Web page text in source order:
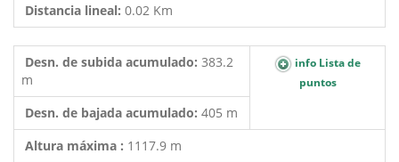
Distancia lineal: 0.02 Km
Desn. de subida acumulado: 383.2
m
info Lista de
puntos
Desn. de bajada acumulado: 405 m
Altura máxima : 1117.9 m